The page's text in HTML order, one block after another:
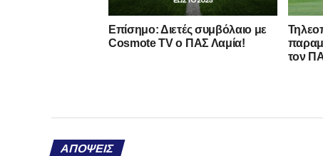
Eπίσημο: Διετές συμβόλαιο με
Cosmote TV o ΠΑΣ Λαμία!
τον
ΑΠΌΨΕΙΣ